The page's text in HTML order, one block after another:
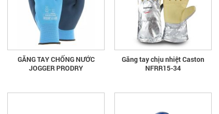
GĂNG TAY CHỐNG NƯỚC
JOGGER PRODRY
Găng tay chịu nhiệt Caston
NFRR15-34